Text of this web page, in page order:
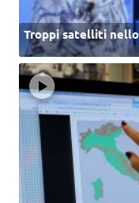
Troppi satelliti nello